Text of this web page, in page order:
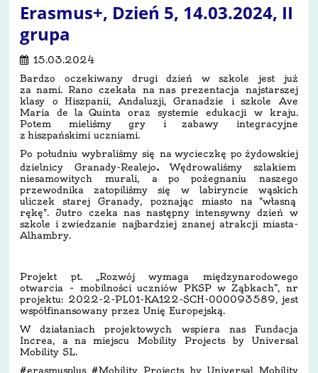
Erasmus+, Dzień 5, 14.03.2024, II
grupa
15.03.2024
Bardzo oczekiwany drugi dzień w szkole jest już
za nami. Rano czekała na nas prezentacja najstarszej
klasy o Hiszpanii, Andaluzji, Granadzie i szkole Ave
Maria de la Quinta oraz systemie edukacji w kraju.
Potem mieliśmy gry i zabawy integracyjne
z hiszpańskimi uczniami.
Po południu wybraliśmy się na wycieczkę po żydowskiej
dzielnicy Granady-Realejo. Wędrowaliśmy szlakiem
niesamowitych murali, a po pożegnaniu naszego
przewodnika zatopiliśmy się w labiryncie wąskich
uliczek starej Granady, poznając miasto na "własną
rękę". Jutro czeka nas następny intensywny dzień w
szkole i zwiedzanie najbardziej znanej atrakcji miasta-
Alhambry.
Projekt pt. „Rozwój wymaga międzynarodowego
otwarcia – mobilności uczniów PKSP w Ząbkach”, nr
projektu: 2022-2-PL01-KA122-SCH-000093589, jest
współfinansowany przez Unię Europejską.
W działaniach projektowych wspiera nas Fundacja
Increa, a na miejscu Mobility Projects by Universal
Mobility SL.
#erasmusplus #Mobility Projects by Universal Mobility